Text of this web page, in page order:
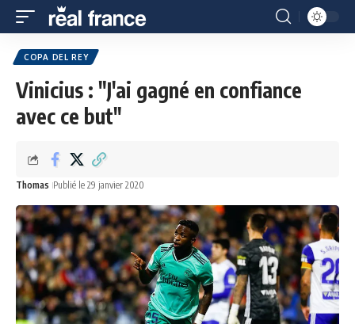
COPA DEL REY
Vinicius : "J'ai gagné en confiance
avec ce but"
Thomas Publié le 29 janvier 2020